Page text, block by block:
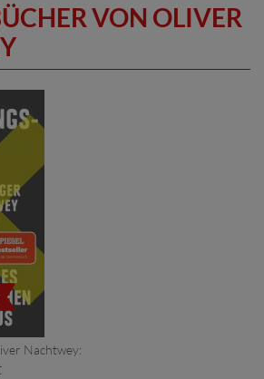
VON OLIVER
Nachtwey: